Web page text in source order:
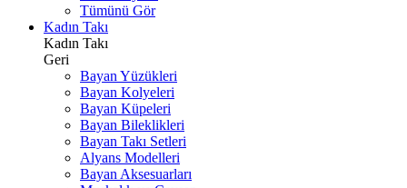
Tümünü Gör
Kadın Takı
Kadın Takı
Geri
Bayan Yüzükleri
Bayan Kolyeleri
Bayan Küpeleri
Bayan Bileklikleri
Bayan Takı Setleri
Alyans Modelleri
Bayan Aksesuarları